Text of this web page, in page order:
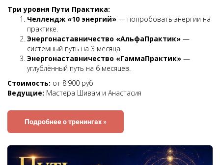
Три уровня Пути Практика:
Челлендж «10 энергий» — попробовать энергии на
практике.
Энергонаставничество «АльфаПрактик» —
системный путь на 3 месяца.
Энергонаставничество «ГаммаПрактик» —
углублённый путь на 6 месяцев.
Стоимость: от 8'900 руб
Ведущие: Мастера Шивам и Анастасия
Подробнее о тренингах »